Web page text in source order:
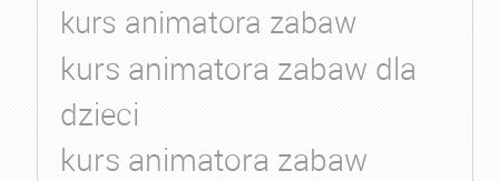
kurs animatora zabaw
kurs animatora zabaw dla
dzieci
kurs animatora zabaw